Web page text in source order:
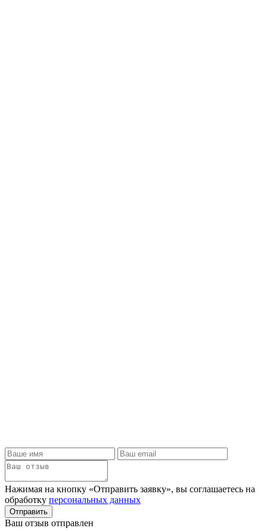
Нажимая на кнопку «Отправить заявку», вы соглашаетесь на
обработку персональных данных
Отправить
Ваш отзыв отправлен